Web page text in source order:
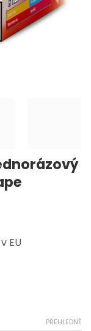
EU
PŘEHLEDNĚ